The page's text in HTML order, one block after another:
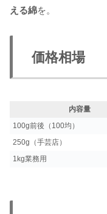
える綿を。
価格相場
内容量
100g前後（100均）
250g（手芸店）
1kg業務用